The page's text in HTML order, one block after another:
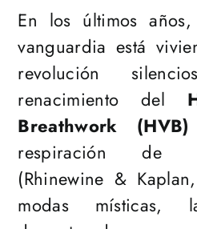
En los últimos
vanguardia está
revolución
renacimiento del
Breathwork (HVB)
respiración de
(Rhinewine &
modas místicas,